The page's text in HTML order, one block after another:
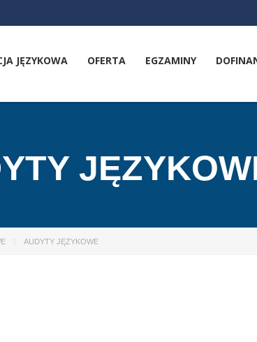
JĘZYKOWA OFERTA EGZAMINY
AUDYTY JĘZYKOWE